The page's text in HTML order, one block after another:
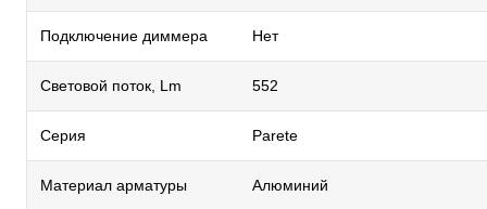
Подключение диммера Нет
Световой поток, Lm 552
Серия Parete
Материал арматуры Алюминий